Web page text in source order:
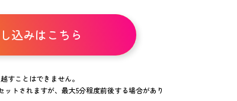
込みはこちら
すことはできません。
ットされますが、最大5分程度前後する場合があり